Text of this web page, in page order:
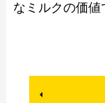
なミルクの価値